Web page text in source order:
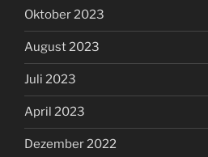
Oktober 2023
August 2023
Juli 2023
April 2023
Dezember 2022